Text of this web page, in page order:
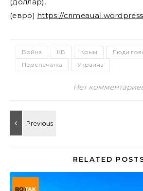
(евро) https://
Война КБ Крым
Люди
Перепечатка
Украина
Нет
RELATED